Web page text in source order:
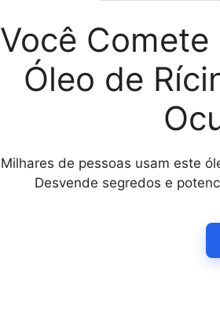
Você
Óleo de
Milhares de pessoas usam este
Desvende segredos e